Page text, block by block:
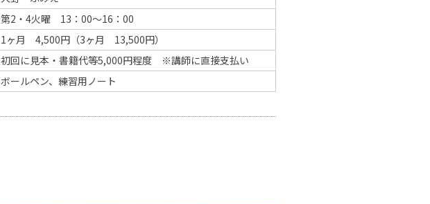
第2・4火曜 13：00～16：00
1ヶ月 4,500円（3ヶ月 13,500円）
初回に見本・書籍代等5,000円程度 ※講師に直接支払い
ボールペン、練習用ノート